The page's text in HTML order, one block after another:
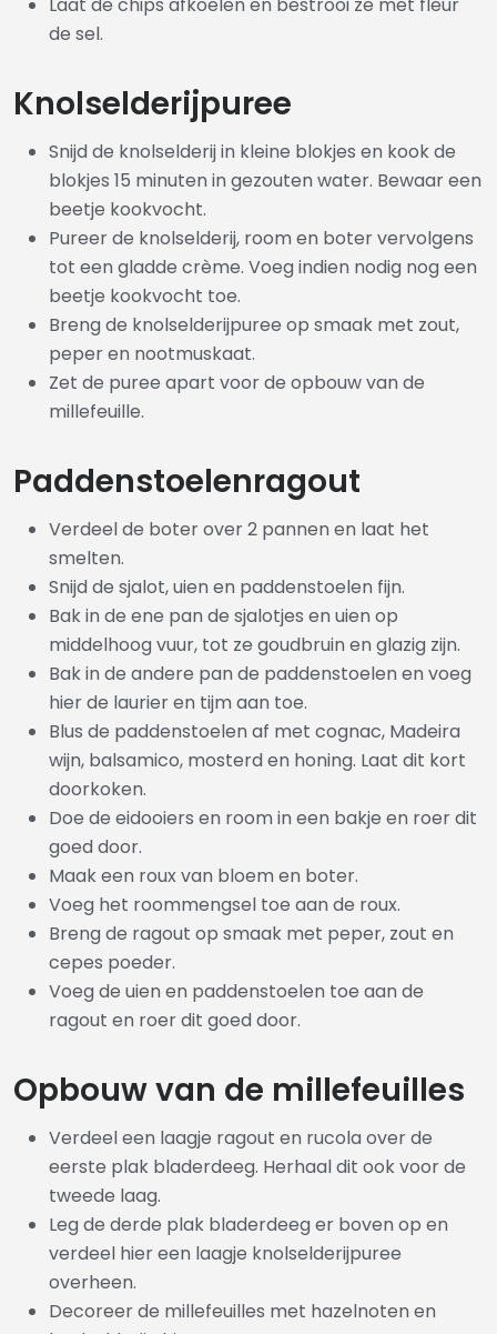
de sel.
Knolselderijpuree
Snijd de knolselderij in kleine blokjes en kook de
blokjes 15 minuten in gezouten water. Bewaar een
beetje kookvocht.
Pureer de knolselderij, room en boter vervolgens
tot een gladde crème. Voeg indien nodig nog een
beetje kookvocht toe.
Breng de knolselderijpuree op smaak met zout,
peper en nootmuskaat.
Zet de puree apart voor de opbouw van de
millefeuille.
Paddenstoelenragout
Verdeel de boter over 2 pannen en laat het
smelten.
Snijd de sjalot, uien en paddenstoelen fijn.
Bak in de ene pan de sjalotjes en uien op
middelhoog vuur, tot ze goudbruin en glazig zijn.
Bak in de andere pan de paddenstoelen en voeg
hier de laurier en tijm aan toe.
Blus de paddenstoelen af met cognac, Madeira
wijn, balsamico, mosterd en honing. Laat dit kort
doorkoken.
Doe de eidooiers en room in een bakje en roer dit
goed door.
Maak een roux van bloem en boter.
Voeg het roommengsel toe aan de roux.
Breng de ragout op smaak met peper, zout en
cepes poeder.
Voeg de uien en paddenstoelen toe aan de
ragout en roer dit goed door.
Opbouw van de millefeuilles
Verdeel een laagje ragout en rucola over de
eerste plak bladerdeeg. Herhaal dit ook voor de
tweede laag.
Leg de derde plak bladerdeeg er boven op en
verdeel hier een laagje knolselderijpuree
overheen.
Decoreer de millefeuilles met hazelnoten en